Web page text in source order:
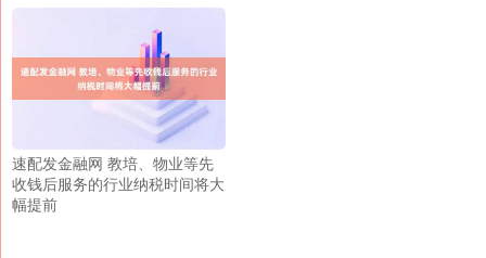
速配发金融网 教培、物业等先
收钱后服务的行业纳税时间将大
幅提前